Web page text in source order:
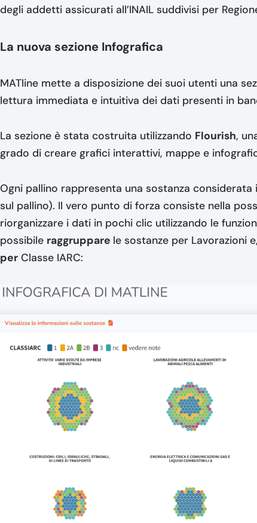
degli addetti assicurati all’INAIL suddivisi per
La nuova sezione Infografica
MATline mette a disposizione dei suoi utenti una
lettura immediata e intuitiva dei dati presenti in
La sezione è stata costruita utilizzando Flourish,
grado di creare grafici interattivi, mappe e
Ogni pallino rappresenta una sostanza
sul pallino). Il vero punto di forza consiste nella
riorganizzare i dati in pochi clic utilizzando le
possibile raggruppare le sostanze per Lavorazioni
per Classe IARC: